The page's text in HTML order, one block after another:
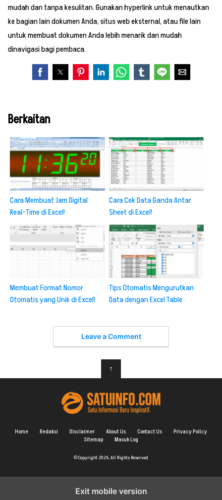
mudah dan tanpa kesulitan. Gunakan hyperlink untuk menautkan
ke bagian lain dokumen Anda, situs web eksternal, atau file lain
untuk membuat dokumen Anda lebih menarik dan mudah
dinavigasi bagi pembaca.
Berkaitan
Cara Membuat Jam Digital
Real-Time di Excel!
Cara Cek Data Ganda Antar
Sheet di Excel!
Membuat Format Nomor
Otomatis yang Unik di Excel!
Tips Otomatis Mengurutkan
Data dengan Excel Table
Leave a Comment
↑
Home Redaksi Disclaimer About Us Contact Us
Privacy Policy
Sitemap
Masuk Log
© Copyright 2026, All Rights Reserved
Exit mobile version